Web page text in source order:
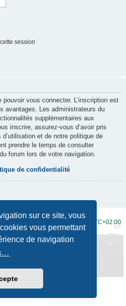
sur ce site, vous
vous permettant
de navigation
session
vous connecter. L’inscription est
avantages. Les administrateurs du
supplémentaires aux
inscrire, assurez-vous d’avoir pris
et de notre politique de
prendre le temps de consulter
forum lors de votre navigation.
de confidentialité
UTC+02:00
® Forum Software © phpBB Limited
officielle
New Edition
|Conditions